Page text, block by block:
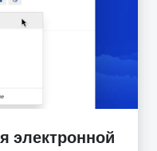
электронной